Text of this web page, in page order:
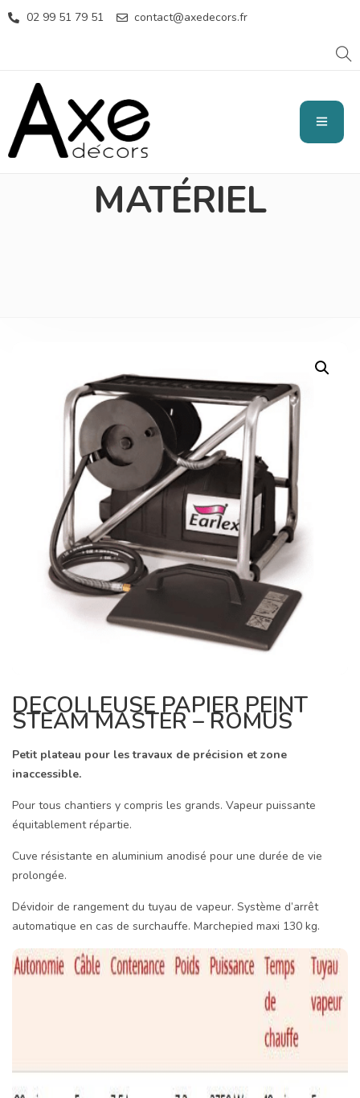
02 99 51 79 51 contact@axedecors.fr
LOCATION
MATÉRIEL
DECOLLEUSE PAPIER PEINT
STEAM MASTER – ROMUS
Petit plateau pour les travaux de précision et zone
inaccessible.
Pour tous chantiers y compris les grands. Vapeur puissante
équitablement répartie.
Cuve résistante en aluminium anodisé pour une durée de vie
prolongée.
Dévidoir de rangement du tuyau de vapeur. Système d’arrêt
automatique en cas de surchauffe. Marchepied maxi 130 kg.